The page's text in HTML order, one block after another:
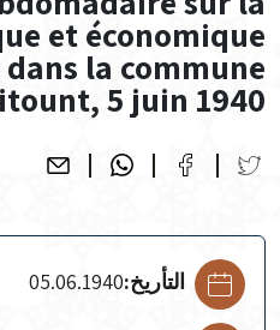
et économique
la commune
5 juin 1940
التأريخ:05.06.1940